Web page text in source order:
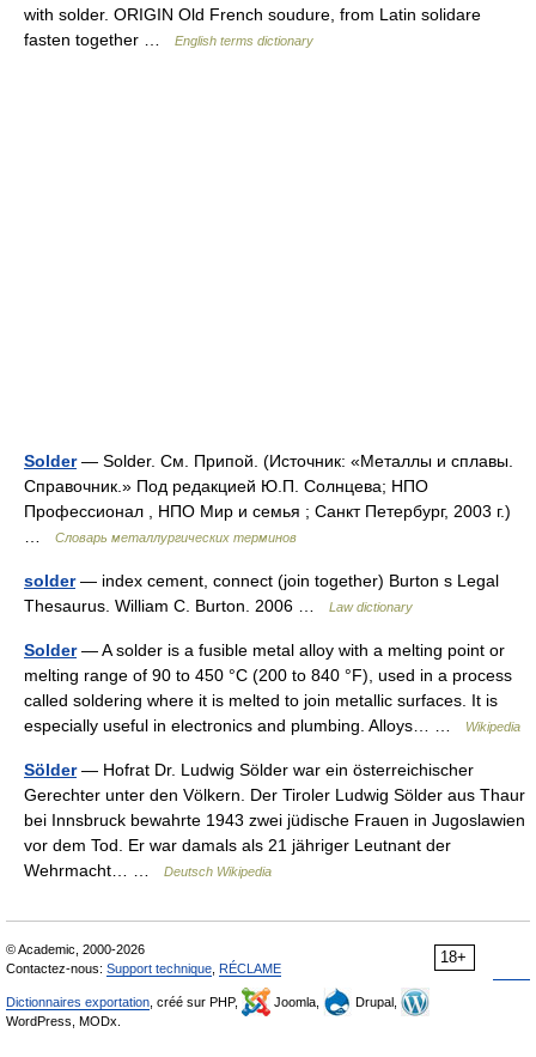
with solder. ORIGIN Old French soudure, from Latin solidare
fasten together …
English terms dictionary
Solder— Solder. См. Припой. (Источник: «Металлы и сплавы.
Справочник.» Под редакцией Ю.П. Солнцева; НПО
Профессионал , НПО Мир и семья ; Санкт Петербург, 2003 г.)
Словарь металлургических терминов
solder— index cement, connect (join together) Burton s Legal
Thesaurus. William C. Burton. 2006 …
Law dictionary
Solder— A solder is a fusible metal alloy with a melting point or
melting range of 90 to 450 °C (200 to 840 °F), used in a process
called soldering where it is melted to join metallic surfaces. It is
especially useful in electronics and plumbing. Alloys… …
Wikipedia
Sölder— Hofrat Dr. Ludwig Sölder war ein österreichischer
Gerechter unter den Völkern. Der Tiroler Ludwig Sölder aus Thaur
bei Innsbruck bewahrte 1943 zwei jüdische Frauen in Jugoslawien
vor dem Tod. Er war damals als 21 jähriger Leutnant der
Wehrmacht… …
Deutsch Wikipedia
18+
© Academic, 2000-2026
Contactez-nous: Support technique RÉCLAME
Dictionnaires exportation , créé sur PHP, Joomla,
Drupal,
WordPress, MODx.